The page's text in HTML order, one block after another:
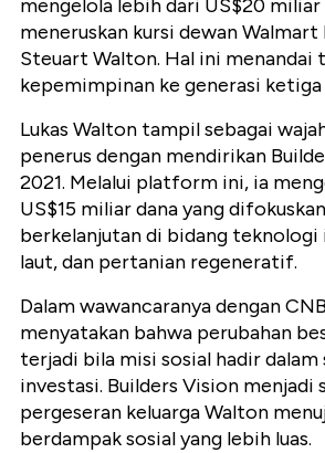
mengelola lebih dari US$20 miliar
meneruskan kursi dewan
Steuart Walton. Hal ini menandai
kepemimpinan ke generasi ketiga
Lukas Walton tampil sebagai
penerus dengan mendirikan
2021. Melalui platform ini, ia
US$15 miliar dana yang
berkelanjutan di bidang teknologi
laut, dan pertanian regeneratif.
Dalam wawancaranya dengan
menyatakan bahwa perubahan
terjadi bila misi sosial hadir
investasi. Builders Vision menjadi
pergeseran keluarga Walton
berdampak sosial yang lebih luas.